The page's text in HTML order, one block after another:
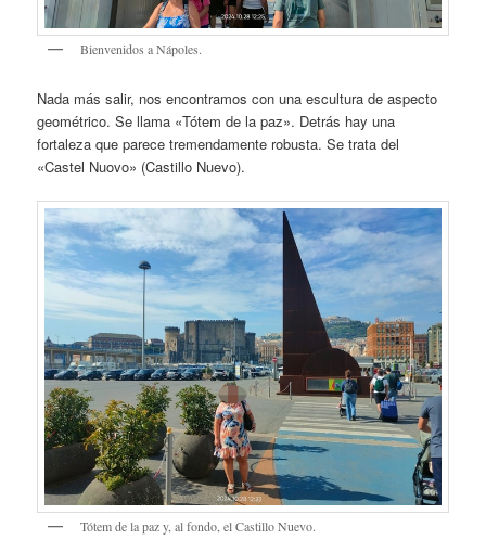
Bienvenidos a Nápoles.
Nada más salir, nos encontramos con una escultura de aspecto
geométrico. Se llama «Tótem de la paz». Detrás hay una
fortaleza que parece tremendamente robusta. Se trata del
«Castel Nuovo» (Castillo Nuevo).
Tótem de la paz y, al fondo, el Castillo Nuevo.